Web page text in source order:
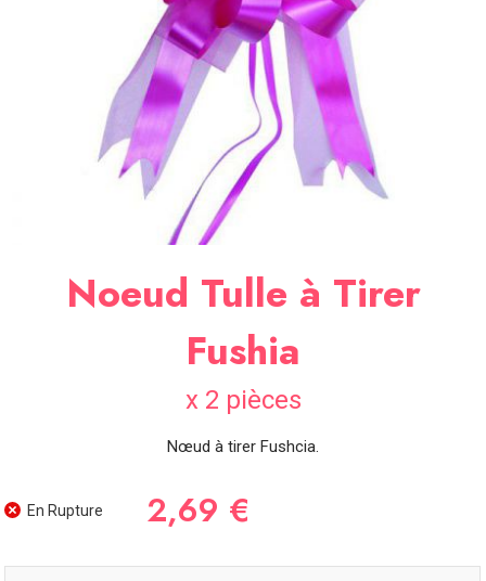
Noeud Tulle à Tirer
Fushia
x 2 pièces
Nœud à tirer Fushcia.
En Rupture 2,69 €